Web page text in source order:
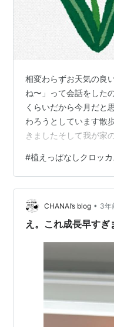
相変わらずお天気の良
ね〜」って会話をした
くらいだから今月だと
わろうとしています散
きましたそして我が家
で水もやらなきゃ、肥
しんだら放りっぱな
小さな花壇のクロッカ
の生命力はすごいです
なに雨も降らない乾燥
#植えっぱなしクロッカ
CHANAI’s blog • 3年
え。これ成長早すぎ